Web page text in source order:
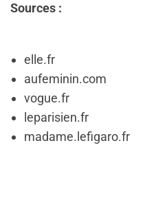
Sources :
elle.fr
aufeminin.com
vogue.fr
leparisien.fr
madame.lefigaro.fr